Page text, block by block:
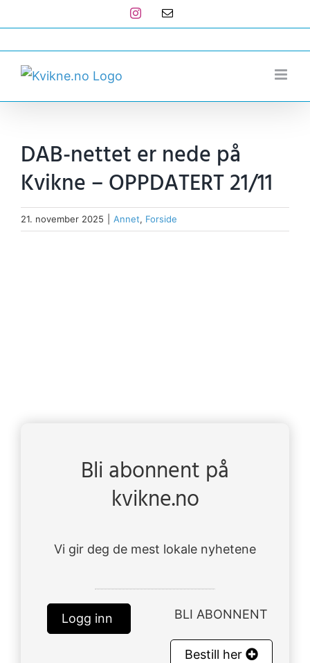
to
content
Instagram
E-
DAB-nettet er nede på
Kvikne – OPPDATERT 21/11
21. november 2025 Annet, Forside
Bli abonnent på
kvikne.no
Vi gir deg de mest lokale nyhetene
Logg inn BLI ABONNENT
Bestill her